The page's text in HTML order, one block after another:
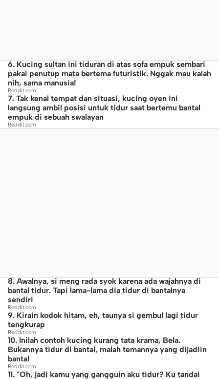
6. Kucing sultan ini tiduran di atas sofa empuk sembari
pakai penutup mata bertema futuristik. Nggak mau kalah
nih, sama manusia!
Reddit.com
7. Tak kenal tempat dan situasi, kucing oyen ini
langsung ambil posisi untuk tidur saat bertemu bantal
empuk di sebuah swalayan
Reddit.com
8. Awalnya, si meng rada syok karena ada wajahnya di
bantal tidur. Tapi lama-lama dia tidur di bantalnya
sendiri
Reddit.com
9. Kirain kodok hitam, eh, taunya si gembul lagi tidur
tengkurap
Reddit.com
10. Inilah contoh kucing kurang tata krama, Bela.
Bukannya tidur di bantal, malah temannya yang dijadiin
bantal
Reddit.com
11. "Oh, jadi kamu yang gangguin aku tidur? Ku tandai